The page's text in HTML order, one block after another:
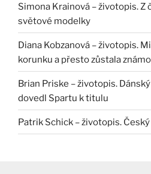
Simona Krainová – životopis. Z
světové modelky
Diana Kobzanová – životopis.
korunku a přesto zůstala
Brian Priske – životopis.
dovedl Spartu k titulu
Patrik Schick – životopis.